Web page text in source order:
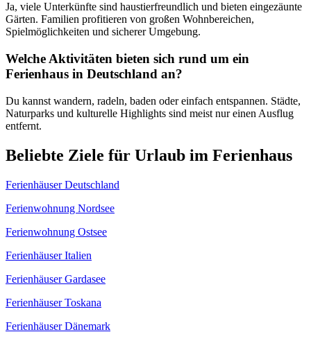
Ja, viele Unterkünfte sind haustierfreundlich und bieten eingezäunte
Gärten. Familien profitieren von großen Wohnbereichen,
Spielmöglichkeiten und sicherer Umgebung.
Welche Aktivitäten bieten sich rund um ein
Ferienhaus in Deutschland an?
Du kannst wandern, radeln, baden oder einfach entspannen. Städte,
Naturparks und kulturelle Highlights sind meist nur einen Ausflug
entfernt.
Beliebte Ziele für Urlaub im Ferienhaus
Ferienhäuser Deutschland
Ferienwohnung Nordsee
Ferienwohnung Ostsee
Ferienhäuser Italien
Ferienhäuser Gardasee
Ferienhäuser Toskana
Ferienhäuser Dänemark